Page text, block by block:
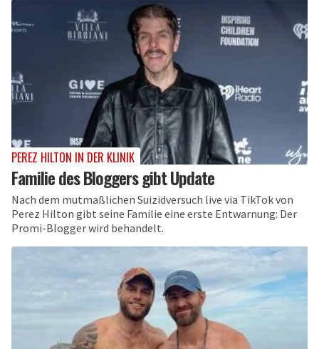
PEREZ HILTON IN DER KLINIK
Familie des Bloggers gibt Update
Nach dem mutmaßlichen Suizidversuch live via TikTok von
Perez Hilton gibt seine Familie eine erste Entwarnung: Der
Promi-Blogger wird behandelt.